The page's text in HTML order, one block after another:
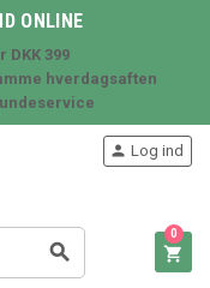
ONLINE
399
hverdagsaften

 Log ind

0